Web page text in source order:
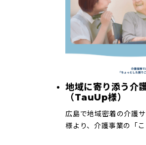
地域に寄り添う介
（TauUp様）
広島で地域密着の介護
様より、介護事業の「